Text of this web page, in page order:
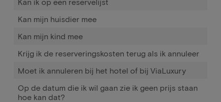
Kan mijn huisdier mee
Kan mijn kind mee
Krijg ik de reserveringskosten terug als ik annuleer
Moet ik annuleren bij het hotel of bij ViaLuxury
Op de datum die ik wil gaan zie ik geen prijs staan
hoe kan dat?